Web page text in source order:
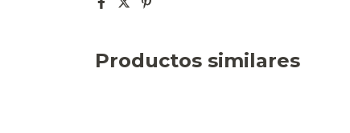
Productos similares